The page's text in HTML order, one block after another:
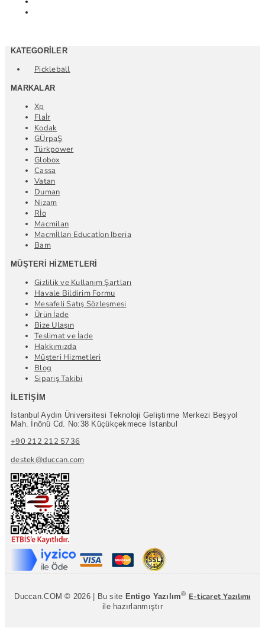
KATEGORILER
Pickleball
MARKALAR
Xp
Flaİr
Kodak
GÜrpaŞ
Türkpower
Globox
Cassa
Vatan
Duman
Nizam
Rİo
Macmilan
Macmİllan Educatİon Iberia
Bam
MÜŞTERI HIZMETLERI
Gizlilik ve Kullanım Şartları
Havale Bildirim Formu
Mesafeli Satış Sözleşmesi
Ürün İade
Bize Ulaşın
Teslimat ve İade
Hakkımızda
Müşteri Hizmetleri
Blog
Sipariş Takibi
İLETIŞIM
İstanbul Aydın Üniversitesi Teknoloji Geliştirme Merkezi Beşyol
Mah. İnönü Cd. No:38 Küçükçekmece İstanbul
+90 212 212 5736
destek@duccan.com
Duccan.COM © 2026 | Bu site Entigo Yazılım® E-ticaret Yazılımı
ile hazırlanmıştır